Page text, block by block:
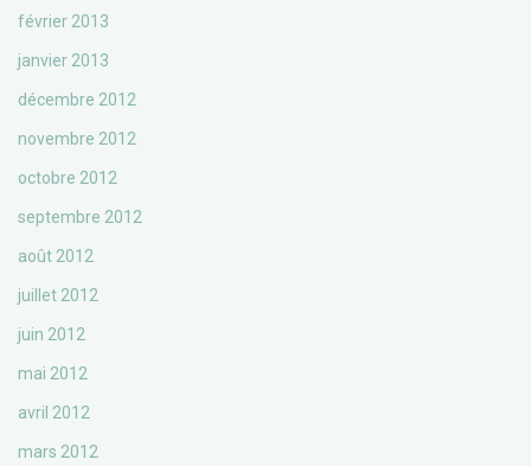
février 2013
janvier 2013
décembre 2012
novembre 2012
octobre 2012
septembre 2012
août 2012
juillet 2012
juin 2012
mai 2012
avril 2012
mars 2012